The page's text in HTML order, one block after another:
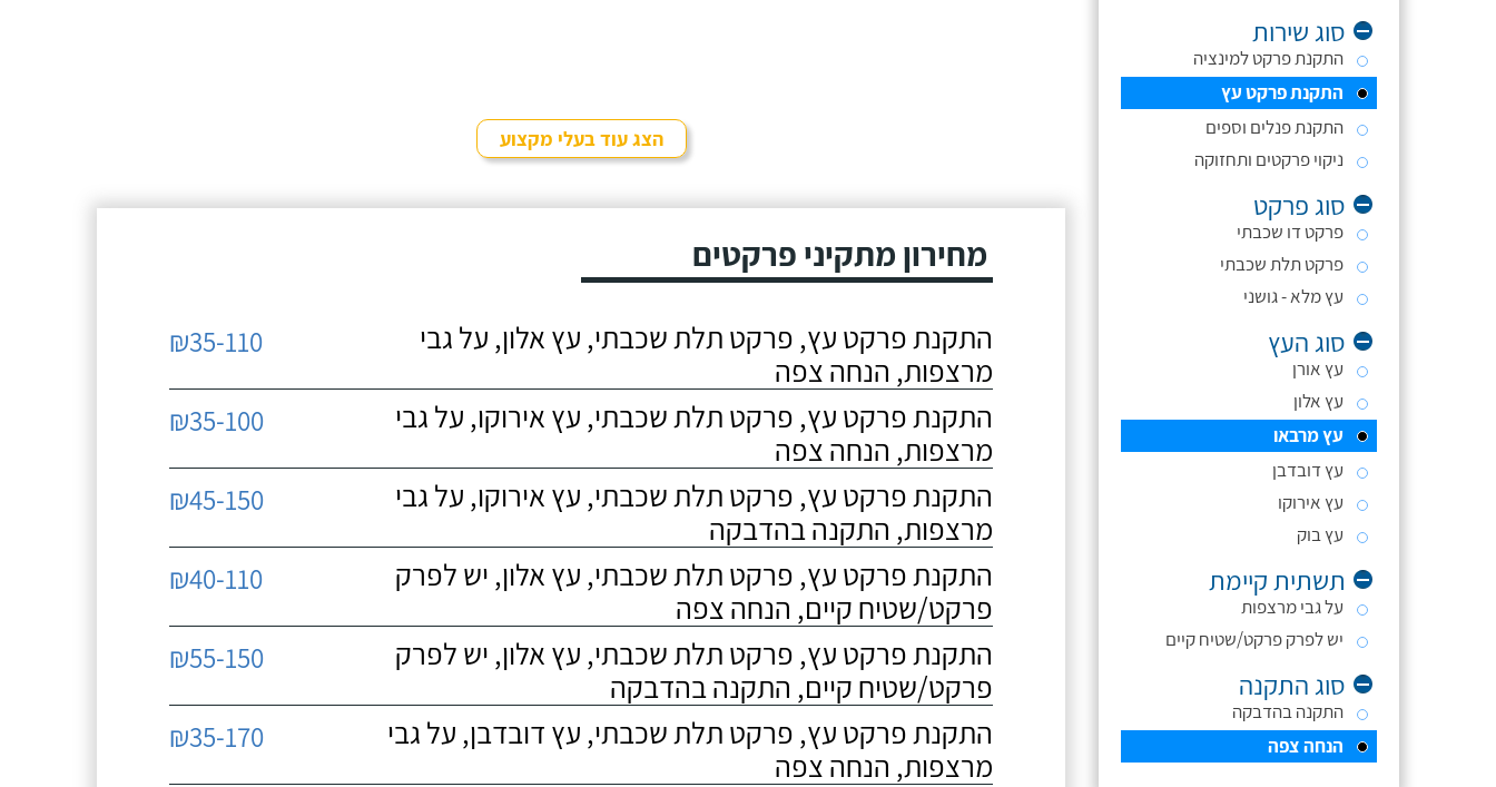
סוג שירות
התקנת פרקט למינציה
התקנת פרקט עץ
התקנת פנלים וספים
ניקוי פרקטים ותחזוקה
סוג פרקט
פרקט דו שכבתי
פרקט תלת שכבתי
עץ מלא - גושני
סוג העץ
עץ אורן
עץ אלון
עץ מרבאו
עץ דובדבן
עץ אירוקו
עץ בוק
תשתית קיימת
על גבי מרצפות
יש לפרק פרקט/שטיח קיים
סוג התקנה
התקנה בהדבקה
הנחה צפה
הצג עוד בעלי מקצוע
מחירון מתקיני פרקטים
התקנת פרקט עץ, פרקט תלת שכבתי, עץ אלון, על גבי
מרצפות, הנחה צפה
₪35-110
התקנת פרקט עץ, פרקט תלת שכבתי, עץ אירוקו, על גבי
מרצפות, הנחה צפה
₪35-100
התקנת פרקט עץ, פרקט תלת שכבתי, עץ אירוקו, על גבי
מרצפות, התקנה בהדבקה
₪45-150
התקנת פרקט עץ, פרקט תלת שכבתי, עץ אלון, יש לפרק
פרקט/שטיח קיים, הנחה צפה
₪40-110
התקנת פרקט עץ, פרקט תלת שכבתי, עץ אלון, יש לפרק
פרקט/שטיח קיים, התקנה בהדבקה
₪55-150
התקנת פרקט עץ, פרקט תלת שכבתי, עץ דובדבן, על גבי
מרצפות, הנחה צפה
₪35-170